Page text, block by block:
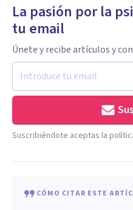
La pasión por la
tu email
Únete y recibe artículos y
Suscribiéndote aceptas la
CÓMO CITAR ESTE